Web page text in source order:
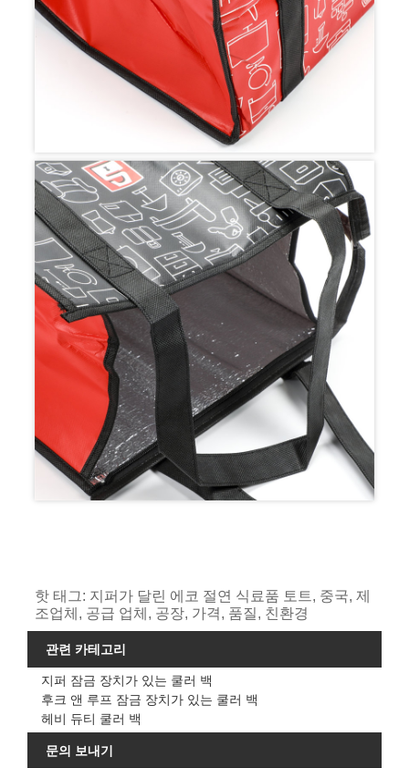
핫 태그: 지퍼가 달린 에코 절연 식료품 토트, 중국, 제
조업체, 공급 업체, 공장, 가격, 품질, 친환경
관련 카테고리
지퍼 잠금 장치가 있는 쿨러 백
후크 앤 루프 잠금 장치가 있는 쿨러 백
헤비 듀티 쿨러 백
문의 보내기